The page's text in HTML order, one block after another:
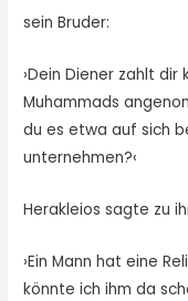
sein Bruder:
›Dein Diener zahlt dir
Muhammads
du es etwa auf sich
unternehmen?‹
Herakleios sagte zu
›Ein Mann hat eine
könnte ich ihm da